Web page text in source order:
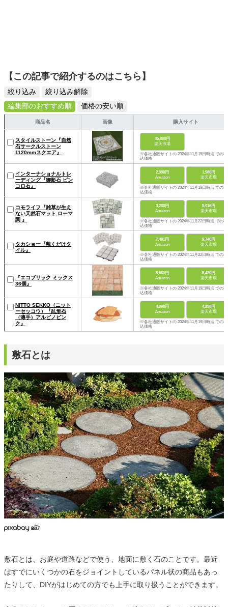
【この記事で紹介するのはこちら】
絞り込み
絞り込み解除
編集部のおすすめ順
価格の安い順
商品名 画像 購入サイト
スタイルストーン『自然
石サークルストーン
1120mmスクエア』
45,800円
楽天市場
※各社通販サイトの 2024年11月19日時点 での税
込価格
インターナショナルトレ
ーディング『御影石 ピン
コロ石』
2,080円
Amazon
1,980円
楽天市場
※各社通販サイトの 2024年11月19日時点 での税
込価格
コモライフ『雑草が生え
ない天然石マット ローマ
調 』
3,280円
Amazon
5,916円
楽天市場
※各社通販サイトの 2024年11月22日時点 での税
込価格
タカショー『敷くだけタ
イル』
7,491円
Amazon
9,740円
楽天市場
※各社通販サイトの 2024年11月22日時点 での税
込価格
『エコブリック ミックス
36個』
5,680円
Amazon
5,480円
楽天市場
※各社通販サイトの 2024年11月19日時点 での税
込価格
NITTO SEKKO（ニット
ーセッコウ）『乱形石
（薄手）アルビノピン
ク』
4,090円
Amazon
4,290円
楽天市場
※各社通販サイトの 2024年11月19日時点 での税
込価格
敷石とは
敷石とは、お庭や道路などで使う、地面に敷く石のことです。最近
はすでにいくつかの石をジョイントしているパネル状の商品もあっ
たりして、DIYがはじめての方でも上手に取り扱うことができます。